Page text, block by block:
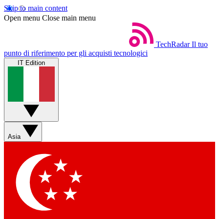
Skip to main content
Open menu Close main menu
TechRadar Il tuo
punto di riferimento per gli acquisti tecnologici
IT Edition
Asia